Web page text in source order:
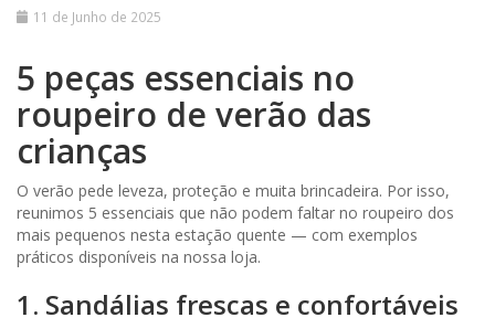
5
peças
essenciais
este
verão
☀️
11 de Junho de 2025
5 peças essenciais no
roupeiro de verão das
crianças
O verão pede leveza, proteção e muita brincadeira. Por isso,
reunimos 5 essenciais que não podem faltar no roupeiro dos
mais pequenos nesta estação quente — com exemplos
práticos disponíveis na nossa loja.
1. Sandálias frescas e confortáveis